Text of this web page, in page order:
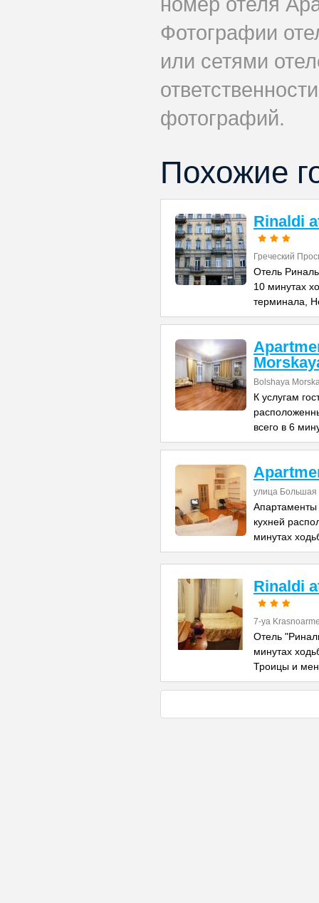
Фотографии
или сетями
фотографий.
Похожие
Rinaldi
Греческий
Отель
10 минутах
терминала,
Bolshaya
К услугам
всего в 6
улица Большая
кухней
минутах
Rinaldi
7-ya
Отель
минутах
Троицы и